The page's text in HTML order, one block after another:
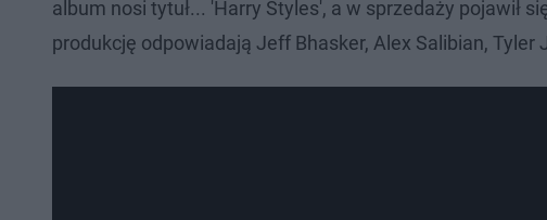
album nosi tytuł... 'Harry Styles', a w sprzedaży pojawił
produkcję odpowiadają Jeff Bhasker, Alex Salibian, Tyler